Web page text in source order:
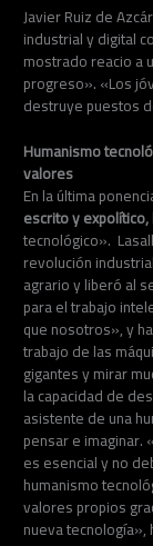
Javier Ruiz de
industrial y digital
mostrado reacio a
progreso». «Los
destruye puestos
Humanismo
valores
En la última
escrito y expolítico,
tecnológico».
revolución
agrario y liberó al
para el trabajo
que nosotros», y
trabajo de las
gigantes y mirar
la capacidad de
asistente de una
pensar e imaginar.
es esencial y no
humanismo
valores propios
nueva tecnología»,